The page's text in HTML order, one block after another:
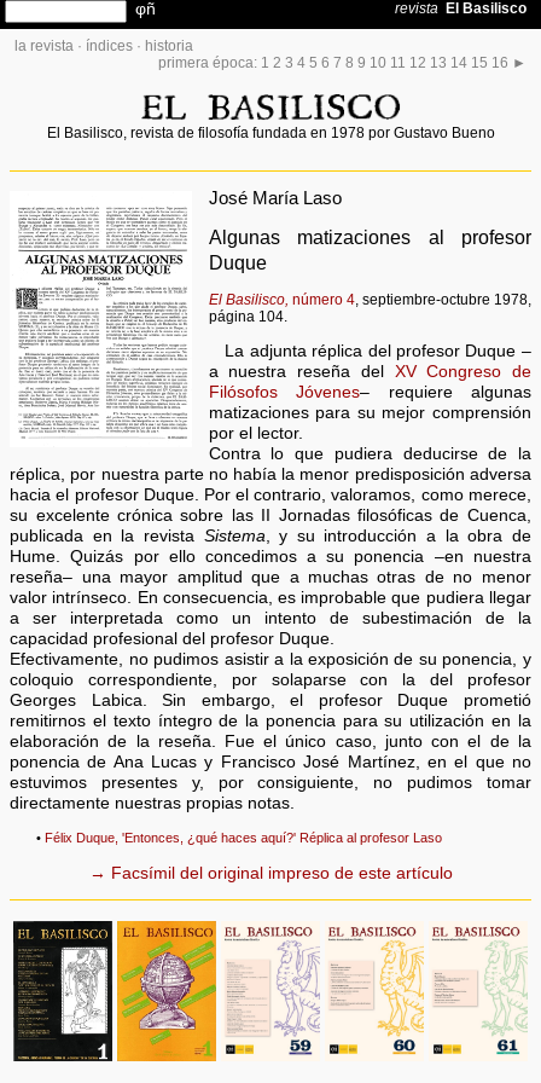
la revista · índices · historia
primera época: 1 2 3 4 5 6 7 8 9 10 11 12 13 14 15 16 ►
El Basilisco, revista de filosofía fundada en 1978 por Gustavo Bueno
José María Laso
Algunas matizaciones al profesor
Duque
El Basilisco, número 4, septiembre-octubre 1978,
página 104.
La adjunta réplica del profesor Duque –
a nuestra reseña del XV Congreso de
Filósofos Jóvenes– requiere algunas
matizaciones para su mejor comprensión
por el lector.
Contra lo que pudiera deducirse de la
réplica, por nuestra parte no había la menor predisposición adversa
hacia el profesor Duque. Por el contrario, valoramos, como merece,
su excelente crónica sobre las II Jornadas filosóficas de Cuenca,
publicada en la revista Sistema, y su introducción a la obra de
Hume. Quizás por ello concedimos a su ponencia –en nuestra
reseña– una mayor amplitud que a muchas otras de no menor
valor intrínseco. En consecuencia, es improbable que pudiera llegar
a ser interpretada como un intento de subestimación de la
capacidad profesional del profesor Duque.
Efectivamente, no pudimos asistir a la exposición de su ponencia, y
coloquio correspondiente, por solaparse con la del profesor
Georges Labica. Sin embargo, el profesor Duque prometió
remitirnos el texto íntegro de la ponencia para su utilización en la
elaboración de la reseña. Fue el único caso, junto con el de la
ponencia de Ana Lucas y Francisco José Martínez, en el que no
estuvimos presentes y, por consiguiente, no pudimos tomar
directamente nuestras propias notas.
• Félix Duque, 'Entonces, ¿qué haces aquí?' Réplica al profesor Laso
→ Facsímil del original impreso de este artículo